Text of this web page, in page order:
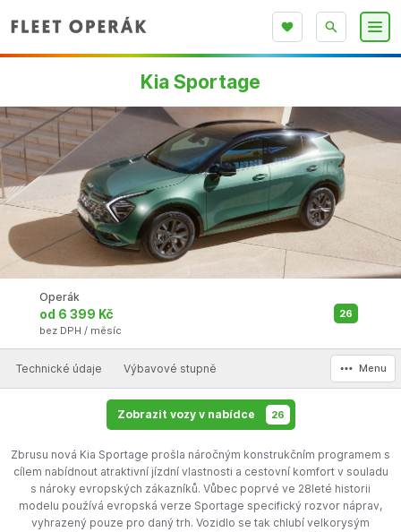
Kia Sportage
Operák
od 6 399 Kč
bez DPH / měsíc
26
Technické údaje Výbavové stupně Menu
Zobrazit vozy v nabídce 26
Zbrusu nová Kia Sportage prošla náročným konstrukčním programem s
cílem nabídnout atraktivní jízdní vlastnosti a cestovní komfort v souladu
s nároky evropských zákazníků. Vůbec poprvé ve 28leté historii
modelu používá evropská verze Sportage specifický rozvor náprav,
vyhrazený pouze pro daný trh. Vozidlo se tak chlubí velkorysým